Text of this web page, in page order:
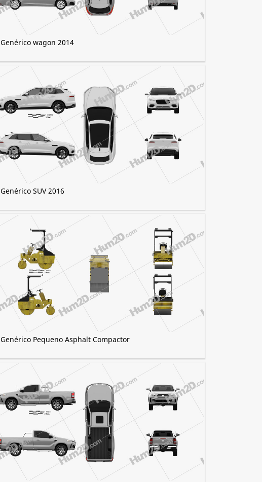
Genérico wagon 2014
Genérico SUV 2016
Genérico Pequeno Asphalt Compactor